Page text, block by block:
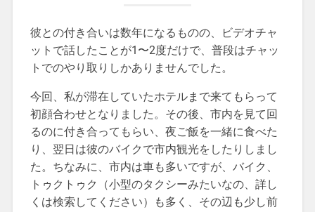
彼との付き合いは数年になるものの、ビデオチャ
ットで話したことが1〜2度だけで、普段はチャッ
トでのやり取りしかありませんでした。
今回、私が滞在していたホテルまで来てもらって
初顔合わせとなりました。その後、市内を見て回
るのに付き合ってもらい、夜ご飯を一緒に食べた
り、翌日は彼のバイクで市内観光をしたりしまし
た。ちなみに、市内は車も多いですが、バイク、
トゥクトゥク（小型のタクシーみたいなの、詳し
くは検索してください）も多く、その辺も少し前